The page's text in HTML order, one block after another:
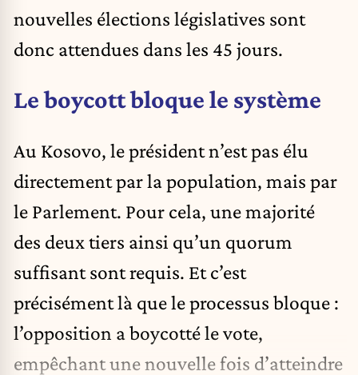
nouvelles élections législatives sont
donc attendues dans les 45 jours.
Le boycott bloque le système
Au Kosovo, le président n’est pas élu
directement par la population, mais par
le Parlement. Pour cela, une majorité
des deux tiers ainsi qu’un quorum
suffisant sont requis. Et c’est
précisément là que le processus bloque :
l’opposition a boycotté le vote,
empêchant une nouvelle fois d’atteindre